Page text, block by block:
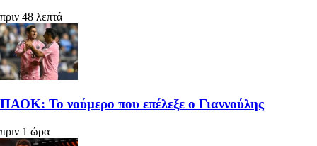
πριν 48 λεπτά
ΠΑΟΚ: Το νούμερο που επέλεξε ο Γιαννούλης
πριν 1 ώρα